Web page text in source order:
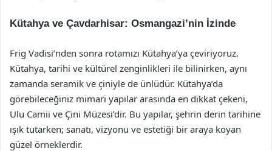
Kütahya ve Çavdarhisar: Osmangazi’nin İzinde
Frig Vadisi’nden sonra rotamızı Kütahya’ya çeviriyoruz.
Kütahya, tarihi ve kültürel zenginlikleri ile bilinirken, aynı
zamanda seramik ve çiniyle de ünlüdür. Kütahya’da
görebileceğiniz mimari yapılar arasında en dikkat çekeni,
Ulu Camii ve Çini Müzesi’dir. Bu yapılar, şehrin derin tarihine
ışık tutarken; sanatı, vizyonu ve estetiği bir araya koyan
güzel örneklerdir.